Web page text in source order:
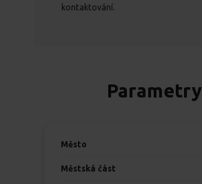
kontaktování.
Parametry
Město
Městská část